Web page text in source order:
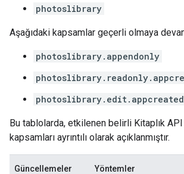
photoslibrary
Aşağıdaki kapsamlar geçerli olmaya
photoslibrary.appendonly
Bu tablolarda, etkilenen belirli Kitaplık
kapsamları ayrıntılı olarak açıklanmıştır.
Güncellemeler Yöntemler